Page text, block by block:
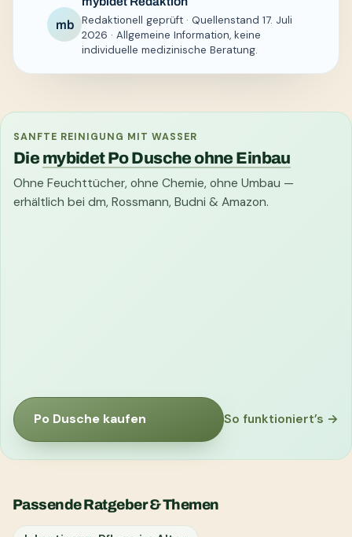
mb
Redaktionell geprüft · Quellenstand 17. Juli
2026 · Allgemeine Information, keine
individuelle medizinische Beratung.
SANFTE REINIGUNG MIT WASSER
Die mybidet Po Dusche ohne Einbau
Ohne Feuchttücher, ohne Chemie, ohne Umbau —
erhältlich bei dm, Rossmann, Budni & Amazon.
Po Dusche kaufen So funktioniert’s →
Passende Ratgeber & Themen